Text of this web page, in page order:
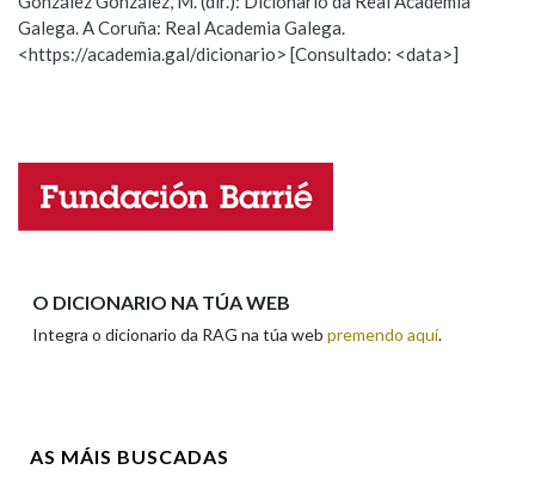
Na fraseoloxía
Marcas gramaticais
Observación Hai un erro na palabra
Propoño mellorar a definición
Nome
Galega. A Coruña: Real Academia Galega.
<https://academia.gal/dicionario> [Consultado: <data>]
O DICIONARIO NA TÚA WEB
Integra o dicionario da RAG na túa web premendo aquí.
AS MÁIS BUSCADAS